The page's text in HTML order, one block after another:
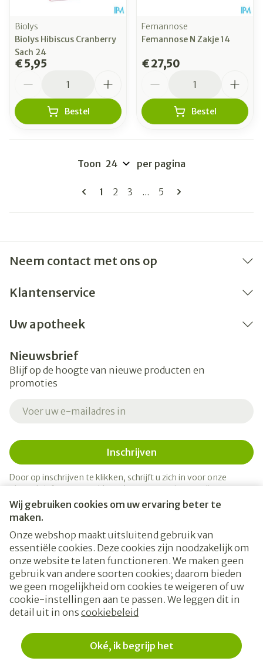
Wij gebruiken cookies om uw ervaring beter te
maken.
Onze webshop maakt uitsluitend gebruik van
essentiële cookies. Deze cookies zijn noodzakelijk om
onze website te laten functioneren. We maken geen
gebruik van andere soorten cookies; daarom bieden
we geen mogelijkheid om cookies te weigeren of uw
cookie-instellingen aan te passen. We leggen dit in
detail uit in ons cookiebeleid
Oké, ik begrijp het
Biolys
Biolys Hibiscus Cranberry
Sach 24
€ 5,95
Bestel
Femannose
Femannose N Zakje 14
€ 27,50
Bestel
Pagina's
U lees momenteel pagina
1 Pagina
2 Pagina
3 ... Pagina
5
Toon per pagina
Neem contact met ons op
Klantenservice
Uw apotheek
Nieuwsbrief
Blijf op de hoogte van nieuwe producten en
promoties
Inschrijven
Door op inschrijven te klikken, schrijft u zich in voor onze
nieuwsbrief en gaat u akkoord met onzeprivacy policy.
Juridische links